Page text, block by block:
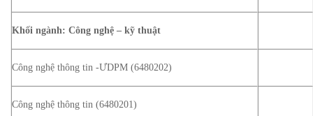
Khối ngành: Công nghệ – kỹ thuật
Công nghệ thông tin -ƯDPM (6480202)
Công nghệ thông tin (6480201)